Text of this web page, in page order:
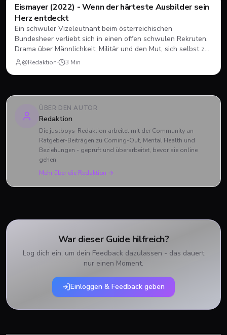
Filme & Serien
Eismayer (2022) - Wenn der härteste Ausbilder sein
Herz entdeckt
Ein schwuler Vizeleutnant beim österreichischen
Bundesheer verliebt sich in einen offen schwulen Rekruten.
Drama über Männlichkeit, Militär und den Mut, sich selbst zu
sein.@Redaktion· 3 Min
ÜBER DEN AUTOR
Redaktion
Die justboys-Redaktion arbeitet mit der Community an
Ratgeber-Beiträgen zu Coming-Out, Mental Health und
Beziehungen - geprüft und überarbeitet, bevor sie online
gehen.
Mehr über die Redaktion →
War dieser Guide hilfreich?
Log dich ein, um dein Feedback dazulassen - das dauert
nur einen Moment.
Einloggen & Feedback geben